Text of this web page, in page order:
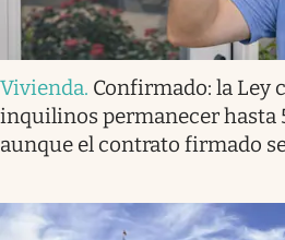
Vivienda. Confirmado: la Ley
inquilinos permanecer hasta
aunque el contrato firmado